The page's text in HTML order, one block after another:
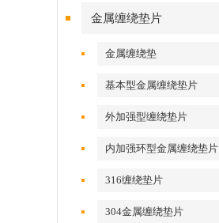
金属缠绕垫片
金属缠绕垫
基本型金属缠绕垫片
外加强型缠绕垫片
内加强环型金属缠绕垫片
316缠绕垫片
304金属缠绕垫片